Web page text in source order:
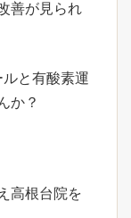
善が見られ
と有酸素運
か？
高根台院を